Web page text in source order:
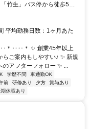
竹生」バス停から徒歩5分
平均勤務日数：1ヶ月あた
＊‥‥＊ ✨ 創業45年以上
ご案内もしやすい♪ ✨ 新規
アフターフォロー ✨ ...
学歴不問
車通勤OK
前 研修あり 夕方
賞与あり
期休暇あり